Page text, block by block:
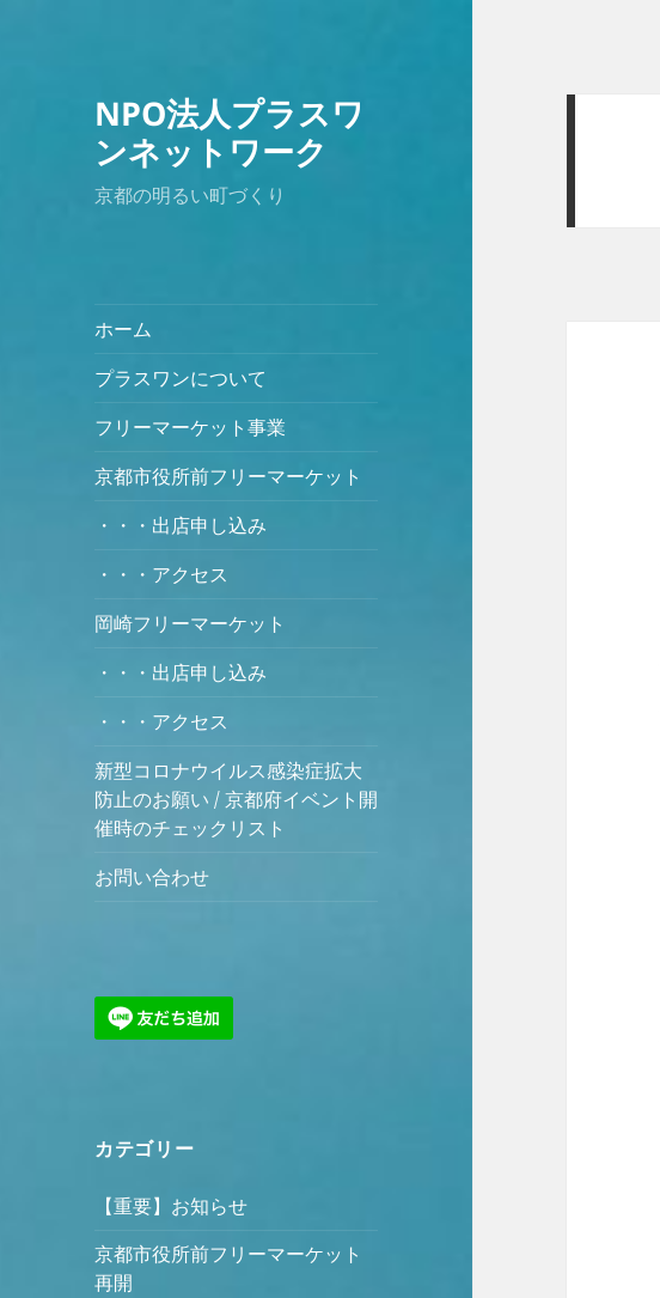
NPO法人プラスワ
ンネットワーク
京都の明るい町づくり
ホーム
プラスワンについて
フリーマーケット事業
京都市役所前フリーマーケット
・・・出店申し込み
・・・アクセス
岡崎フリーマーケット
・・・出店申し込み
・・・アクセス
新型コロナウイルス感染症拡大
防止のお願い / 京都府イベント開
催時のチェックリスト
お問い合わせ
カテゴリー
【重要】お知らせ
京都市役所前フリーマーケット
再開